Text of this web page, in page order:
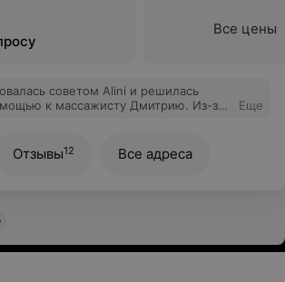
Все цены
советом Alini и решилась
к массажисту Дмитрию. Из-за
улучшения, а к концу
про боль. Очень благодарна, в
время собираюсь продолжить
обертываниями.
Еще
Отзывы12 Все адреса